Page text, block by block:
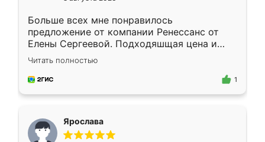
Больше всех мне понравилось
предложение от компании Ренессанс от
Елены Сергеевой. Подходяшщая цена и
короткие сроки изготовления. Приехавший
для замера сотрудник Владислав
предложил по моему эскизу самый
Читать полностью
1
Ярослава